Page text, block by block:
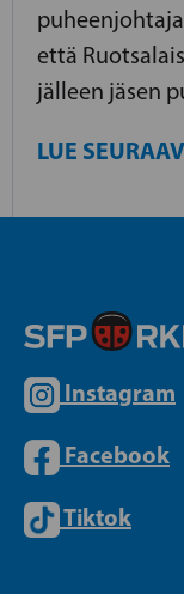
että
jälleen jäsen
LUE
Instagram
Facebook
Tiktok